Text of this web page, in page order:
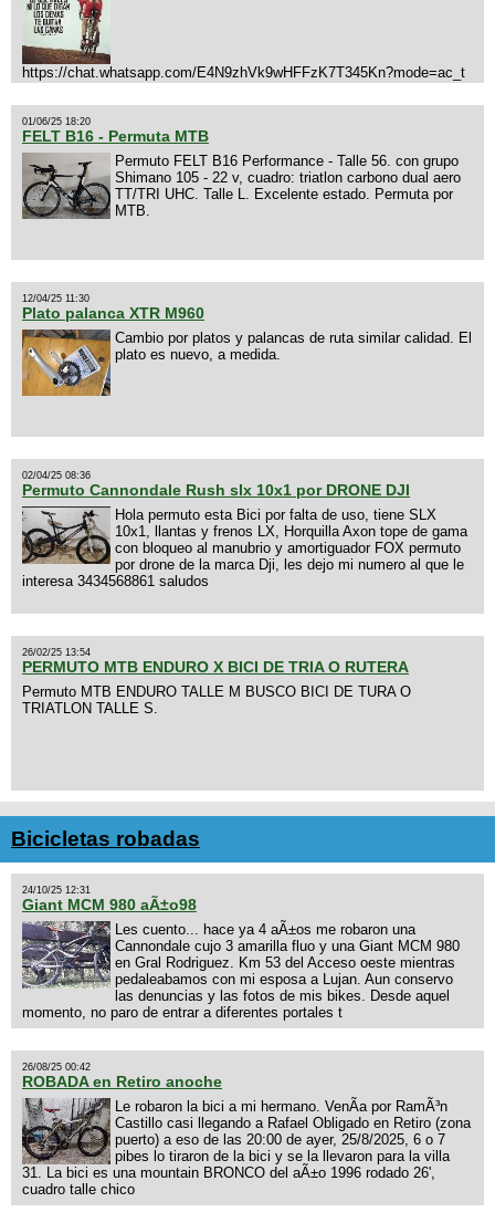
https://chat.whatsapp.com/E4N9zhVk9wHFFzK7T345Kn?mode=ac_t
01/06/25 18:20
FELT B16 - Permuta MTB
Permuto FELT B16 Performance - Talle 56. con grupo
Shimano 105 - 22 v, cuadro: triatlon carbono dual aero
TT/TRI UHC. Talle L. Excelente estado. Permuta por
MTB.
12/04/25 11:30
Plato palanca XTR M960
Cambio por platos y palancas de ruta similar calidad. El
plato es nuevo, a medida.
02/04/25 08:36
Permuto Cannondale Rush slx 10x1 por DRONE DJI
Hola permuto esta Bici por falta de uso, tiene SLX
10x1, llantas y frenos LX, Horquilla Axon tope de gama
con bloqueo al manubrio y amortiguador FOX permuto
por drone de la marca Dji, les dejo mi numero al que le
interesa 3434568861 saludos
26/02/25 13:54
PERMUTO MTB ENDURO X BICI DE TRIA O RUTERA
Permuto MTB ENDURO TALLE M BUSCO BICI DE TURA O
TRIATLON TALLE S.
Bicicletas robadas
24/10/25 12:31
Giant MCM 980 aÃ±o98
Les cuento... hace ya 4 aÃ±os me robaron una
Cannondale cujo 3 amarilla fluo y una Giant MCM 980
en Gral Rodriguez. Km 53 del Acceso oeste mientras
pedaleabamos con mi esposa a Lujan. Aun conservo
las denuncias y las fotos de mis bikes. Desde aquel
momento, no paro de entrar a diferentes portales t
26/08/25 00:42
ROBADA en Retiro anoche
Le robaron la bici a mi hermano. VenÃ­a por RamÃ³n
Castillo casi llegando a Rafael Obligado en Retiro (zona
puerto) a eso de las 20:00 de ayer, 25/8/2025, 6 o 7
pibes lo tiraron de la bici y se la llevaron para la villa
31. La bici es una mountain BRONCO del aÃ±o 1996 rodado 26',
cuadro talle chico